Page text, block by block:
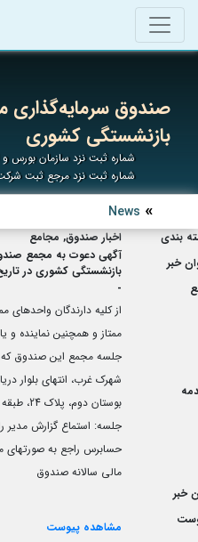
صندوق
بازنشستگی کشوری
شماره ثبت نزد سازمان بورس و
شماره ثبت نزد مرجع ثبت
News
بندی
اخبار صندوق, مجامع
خبر
آگهی دعوت به مجمع
بازنشستگی کشوری در تاریخ 1401/01/17 (تصویب صورتهای مالی
-
از کلیه دارندگان واحدهای
ممتاز و همچنین نماینده
شهرک غرب، انتهای بلوار
بوستان
جلسه: استماع گزارش مدیر
حسابرس راجع به
مالی سالانه صندوق
خبر
مشاهده پیوست